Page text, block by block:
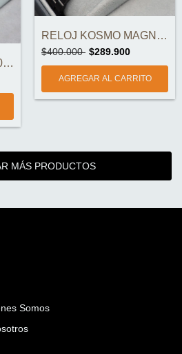
RELOJ CASIO WS-1500H-5BVDF ORIGINAL
RELOJ KOSMO MAGNÉTICO K01221 ORIGINAL
$400.000 $289.900
MÁS PRODUCTOS
Somos